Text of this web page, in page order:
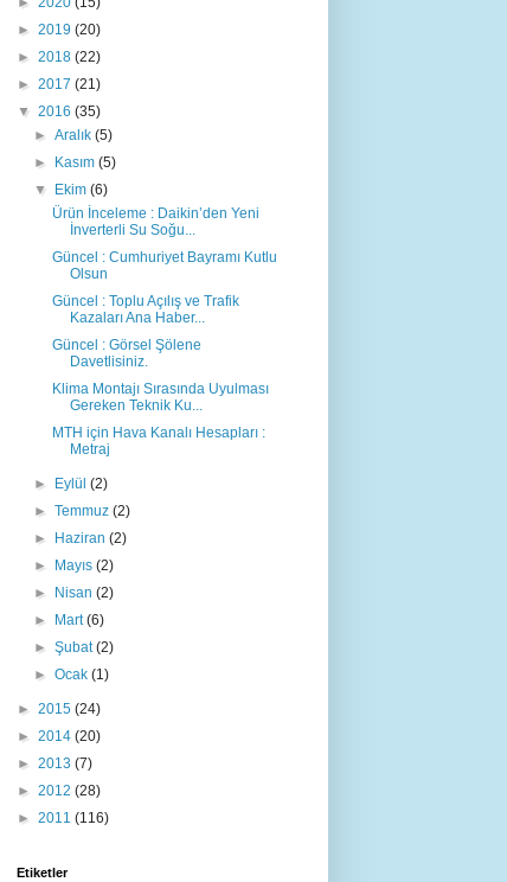
► 2019 (20)
► 2018 (22)
► 2017 (21)
▼ 2016 (35)
►Aralık(5)
►
Kasım(5)
▼
Ekim(6)
Ürün İnceleme : Daikin’den Yeni
İnverterli Su Soğu...
Güncel : Cumhuriyet Bayramı Kutlu
Olsun
Güncel : Toplu Açılış ve Trafik
Kazaları Ana Haber...
Güncel : Görsel Şölene
Davetlisiniz.
Klima Montajı Sırasında Uyulması
Gereken Teknik Ku...
MTH için Hava Kanalı Hesapları :
Metraj
► Eylül(2)
►Temmuz(2)
►
Haziran(2)
►
Mayıs(2)
►
Nisan(2)
►
Mart(6)
►Şubat(2)
►Ocak(1)
► 2015 (24)
► 2014 (20)
► 2013 (7)
► 2012 (28)
► 2011 (116)
Etiketler